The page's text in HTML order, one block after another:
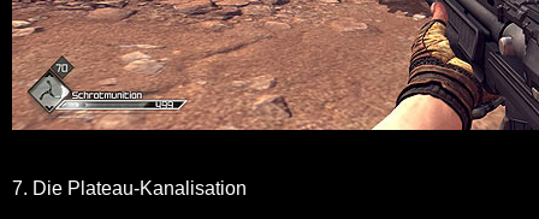
7. Die Plateau-Kanalisation